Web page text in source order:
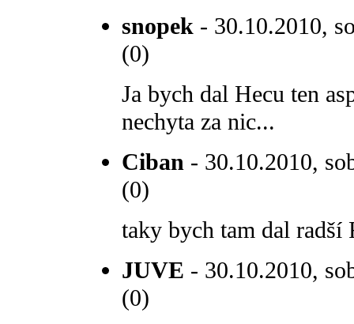
snopek - 30.10.2010,
(0)
Ja bych dal Hecu ten
nechyta za nic...
Ciban - 30.10.2010,
(0)
taky bych tam dal radší
JUVE - 30.10.2010,
(0)